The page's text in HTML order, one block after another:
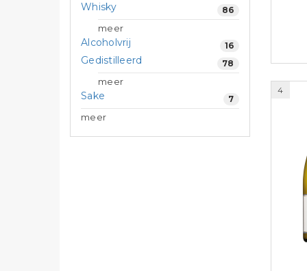
Whisky 86
meer
Alcoholvrij 16
Gedistilleerd 78
meer
Sake 7
meer
4